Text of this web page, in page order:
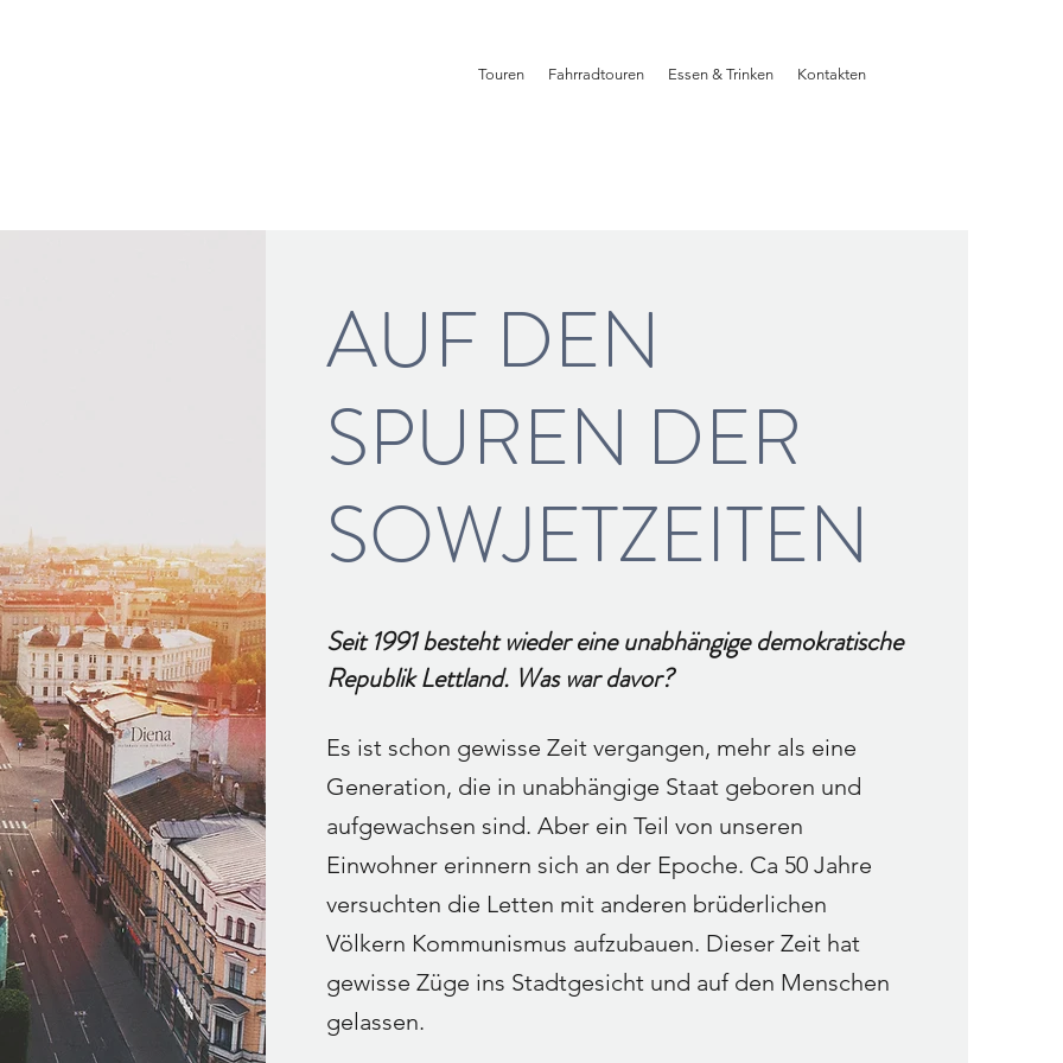
Touren Fahrradtouren Essen & Trinken Kontakten
AUF DEN
SPUREN DER
SOWJETZEITEN
Seit 1991 besteht wieder eine unabhängige demokratische
Republik Lettland. Was war davor?
Es ist schon gewisse Zeit vergangen, mehr als eine
Generation, die in unabhängige Staat geboren und
aufgewachsen sind. Aber ein Teil von unseren
Einwohner erinnern sich an der Epoche. Ca 50 Jahre
versuchten die Letten mit anderen brüderlichen
Völkern Kommunismus aufzubauen. Dieser Zeit hat
gewisse Züge ins Stadtgesicht und auf den Menschen
gelassen.